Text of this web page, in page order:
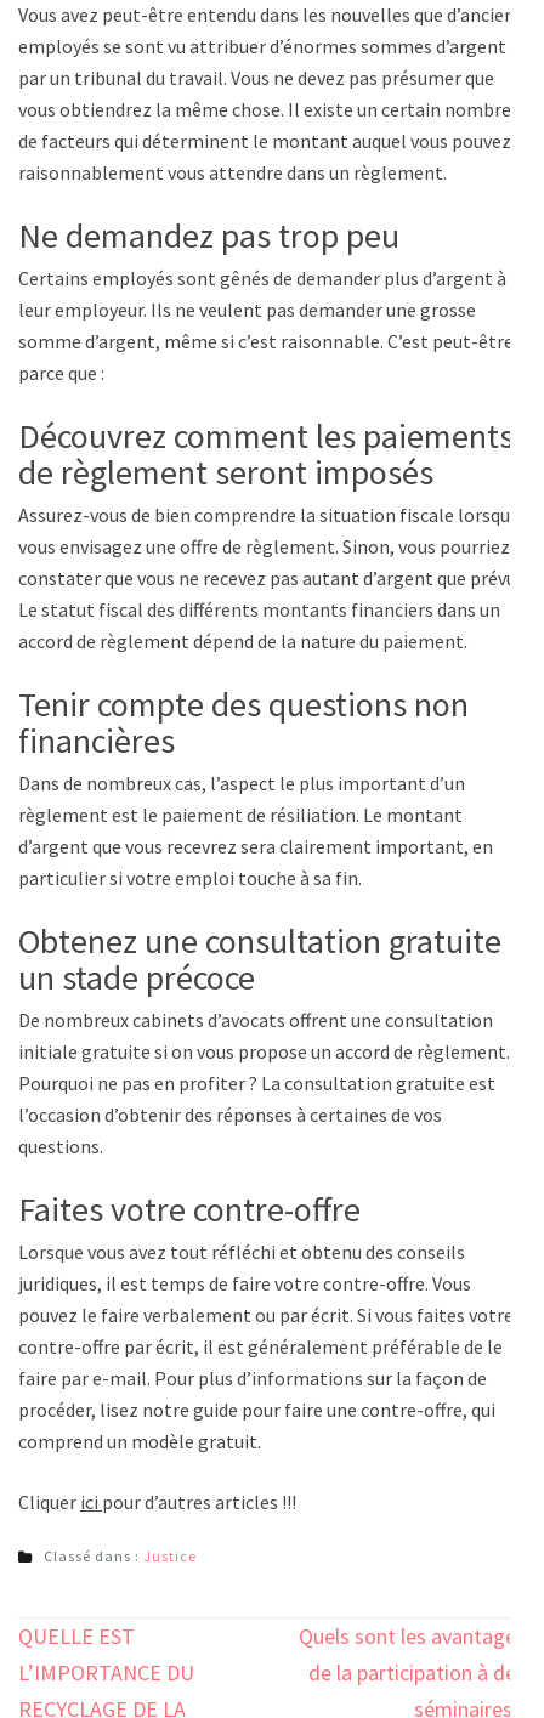
Vous avez peut-être entendu dans les nouvelles que d’anciens
employés se sont vu attribuer d’énormes sommes d’argent
par un tribunal du travail. Vous ne devez pas présumer que
vous obtiendrez la même chose. Il existe un certain nombre
de facteurs qui déterminent le montant auquel vous pouvez
raisonnablement vous attendre dans un règlement.
Ne demandez pas trop peu
Certains employés sont gênés de demander plus d’argent à
leur employeur. Ils ne veulent pas demander une grosse
somme d’argent, même si c’est raisonnable. C’est peut-être
parce que :
Découvrez comment les paiements
de règlement seront imposés
Assurez-vous de bien comprendre la situation fiscale lorsque
vous envisagez une offre de règlement. Sinon, vous pourriez
constater que vous ne recevez pas autant d’argent que prévu.
Le statut fiscal des différents montants financiers dans un
accord de règlement dépend de la nature du paiement.
Tenir compte des questions non
financières
Dans de nombreux cas, l’aspect le plus important d’un
règlement est le paiement de résiliation. Le montant
d’argent que vous recevrez sera clairement important, en
particulier si votre emploi touche à sa fin.
Obtenez une consultation gratuite à
un stade précoce
De nombreux cabinets d’avocats offrent une consultation
initiale gratuite si on vous propose un accord de règlement.
Pourquoi ne pas en profiter ? La consultation gratuite est
l’occasion d’obtenir des réponses à certaines de vos
questions.
Faites votre contre-offre
Lorsque vous avez tout réfléchi et obtenu des conseils
juridiques, il est temps de faire votre contre-offre. Vous
pouvez le faire verbalement ou par écrit. Si vous faites votre
contre-offre par écrit, il est généralement préférable de le
faire par e-mail. Pour plus d’informations sur la façon de
procéder, lisez notre guide pour faire une contre-offre, qui
comprend un modèle gratuit.
Cliquer ici pour d’autres articles !!!
Classé dans : Justice
Navigation
de
QUELLE EST
L’IMPORTANCE DU
RECYCLAGE DE LA
Quels sont les avantages
de la participation à des
séminaires ?